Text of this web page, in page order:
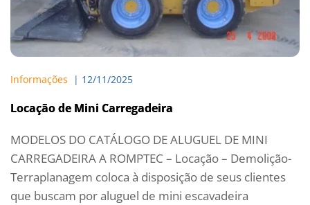
Informações
  |
12/11/2025
Locação de Mini Carregadeira
MODELOS DO CATÁLOGO DE ALUGUEL DE MINI
CARREGADEIRA A ROMPTEC – Locação – Demolição-
Terraplanagem coloca à disposição de seus clientes
que buscam por aluguel de mini escavadeira